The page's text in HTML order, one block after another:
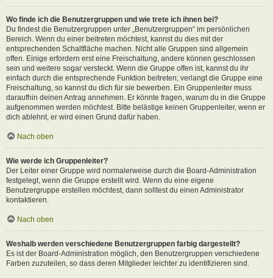
Wo finde ich die Benutzergruppen und wie trete ich ihnen bei?
Du findest die Benutzergruppen unter „Benutzergruppen“ im persönlichen
Bereich. Wenn du einer beitreten möchtest, kannst du dies mit der
entsprechenden Schaltfläche machen. Nicht alle Gruppen sind allgemein
offen. Einige erfordern erst eine Freischaltung, andere können geschlossen
sein und weitere sogar versteckt. Wenn die Gruppe offen ist, kannst du ihr
einfach durch die entsprechende Funktion beitreten; verlangt die Gruppe eine
Freischaltung, so kannst du dich für sie bewerben. Ein Gruppenleiter muss
daraufhin deinen Antrag annehmen. Er könnte fragen, warum du in die Gruppe
aufgenommen werden möchtest. Bitte belästige keinen Gruppenleiter, wenn er
dich ablehnt, er wird einen Grund dafür haben.
Nach oben
Wie werde ich Gruppenleiter?
Der Leiter einer Gruppe wird normalerweise durch die Board-Administration
festgelegt, wenn die Gruppe erstellt wird. Wenn du eine eigene
Benutzergruppe erstellen möchtest, dann solltest du einen Administrator
kontaktieren.
Nach oben
Weshalb werden verschiedene Benutzergruppen farbig dargestellt?
Es ist der Board-Administration möglich, den Benutzergruppen verschiedene
Farben zuzuteilen, so dass deren Mitglieder leichter zu identifizieren sind.